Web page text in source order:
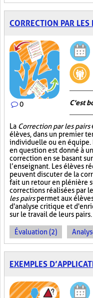
CORRECTION PAR LES
0 C'est
La Correction par les pairs
élèves, dans un premier
individuelle ou en équipe.
en question est donné à
correction en se basant
l’enseignant. Les élèves
peuvent discuter de la
fait un retour en plénière
corrections réalisées par
les pairspermet aux
d'analyse critique et
sur le travail de leurs pairs.
Évaluation (2)
EXEMPLES